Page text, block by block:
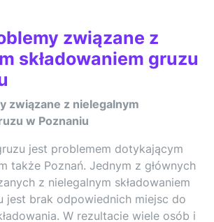
związane z
składowaniem gruzu
związane z nielegalnym
w Poznaniu
jest problemem dotykającym
także Poznań. Jednym z głównych
z nielegalnym składowaniem
jest brak odpowiednich miejsc do
W rezultacie wiele osób i